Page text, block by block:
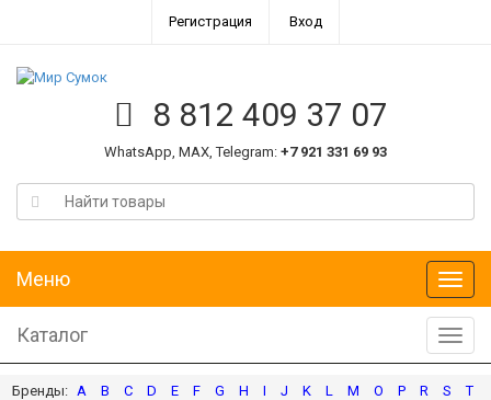
Регистрация Вход
8 812 409 37 07
WhatsApp, MAX, Telegram: +7 921 331 69 93
Меню
Меню
Каталог
A B C D E F G H I J K L M O P R S
T